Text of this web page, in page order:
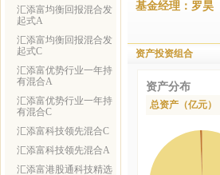
汇添富均衡回报混合发
起式A
汇添富均衡回报混合发
起式C
汇添富优势行业一年持
有混合A
汇添富优势行业一年持
有混合C
汇添富科技领先混合C
汇添富科技领先混合A
汇添富港股通科技精选
基金经理：罗昊
资产投资组合
资产分布
总资产（亿元）